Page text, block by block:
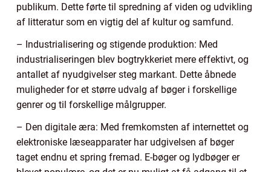
publikum. Dette førte til spredning af viden og udvikling
af litteratur som en vigtig del af kultur og samfund.
– Industrialisering og stigende produktion: Med
industrialiseringen blev bogtrykkeriet mere effektivt, og
antallet af nyudgivelser steg markant. Dette åbnede
muligheder for et større udvalg af bøger i forskellige
genrer og til forskellige målgrupper.
– Den digitale æra: Med fremkomsten af internettet og
elektroniske læseapparater har udgivelsen af bøger
taget endnu et spring fremad. E-bøger og lydbøger er